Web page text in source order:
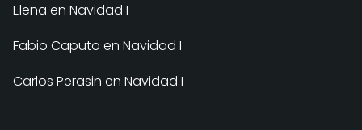
Elena en Navidad I
Fabio Caputo en Navidad I
Carlos Perasin en Navidad I